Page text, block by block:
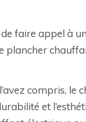
de faire appel à
plancher
compris,
et